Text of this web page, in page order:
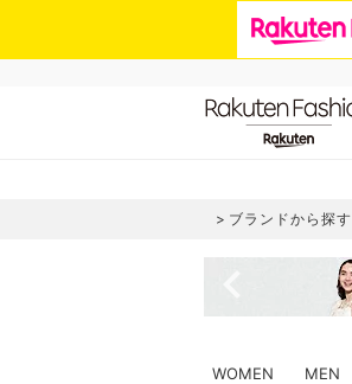
ブランドから探す
WOMEN MEN